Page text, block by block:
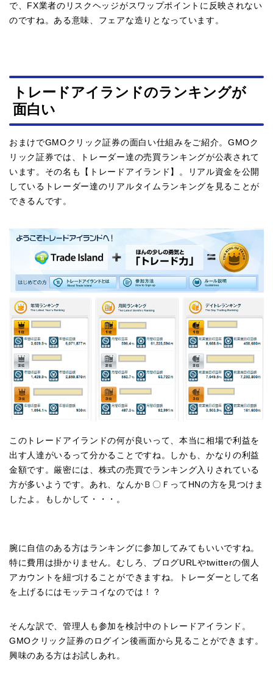
で、FX業者のリスクヘッジがスワップポイントに反映されない
のですね。ある意味、フェアな造りとなっています。
トレードアイランドのランキングが
面白い
おまけでGMOクリック証券の面白い仕組みをご紹介。GMOク
リック証券では、トレーダー達の売買ランキングが公表されて
います。その名も【トレードアイランド】。リアル資金を公開
しているトレーダー達のリアルタイムランキングを見ることが
できるんです。
このトレードアイランドの何が良いって、本当に相場で利益を
出す人達がいるって分かることですね。しかも、かなりの利益
金額です。厳密には、株式の売買でランキング入りされている
方が多いようです。あれ、なんかＢ〇ＦってHNの方を見つけま
したよ。もしかして・・・。
腕に自信のある方はランキングに参加してみてもいいですね。
特に費用は掛かりません。むしろ、ブログURLやtwitterの個人
アカウントを紐づけることができますね。トレーダーとして名
を上げるにはモッテコイなのでは！？
そんな訳で、管理人も参加を検討中のトレードアイランド。
GMOクリック証券のログイン後画面から見ることができます。
興味のある方はお試しあれ。